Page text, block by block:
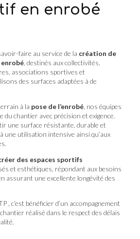
en enrobé
faire au service de la création de
, destinés aux collectivités,
associations sportives et
des surfaces adaptées à de
à la pose de l’enrobé , nos équipes
du chantier avec précision et exigence.
une surface résistante, durable et
une utilisation intensive ainsi qu’aux
des espaces sportifs
et esthétiques, répondant aux besoins
assurant une excellente longévité des
, c’est bénéficier d’un accompagnement
réalisé dans le respect des délais